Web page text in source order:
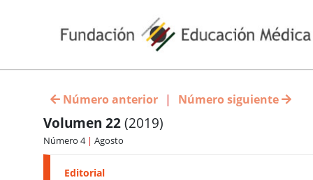
Número siguiente
|
Número anterior
Volumen 22(2019)
Número 4 | Agosto
Editorial